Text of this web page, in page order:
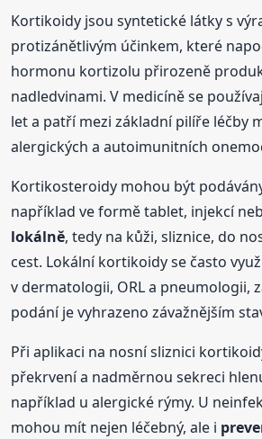
Kortikoidy jsou syntetické látky s
protizánětlivým účinkem, které
hormonu kortizolu přirozeně
nadledvinami. V medicíně se
let a patří mezi základní pilíře léčby
alergických a autoimunitních
Kortikosteroidy mohou být
například ve formě tablet, injekcí
lokálně, tedy na kůži, sliznice, do
cest. Lokální kortikoidy se často
v dermatologii, ORL a pneumologii,
podání je vyhrazeno závažnějším
Při aplikaci na nosní sliznici
překrvení a nadměrnou sekreci
například u alergické rýmy. U
mohou mít nejen léčebný, ale i